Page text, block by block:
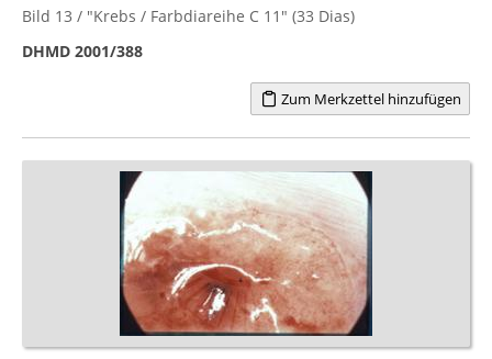
Bild 13 / "Krebs / Farbdiareihe C 11" (33 Dias)
DHMD 2001/388
Zum Merkzettel hinzufügen